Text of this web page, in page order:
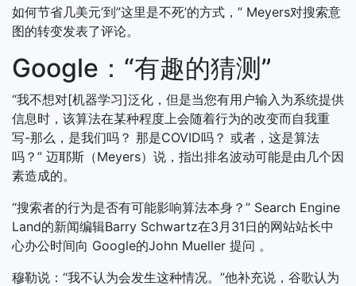
如何节省几美元’到”这里是不死’的方式，” Meyers对搜索意
图的转变发表了评论。
Google：“有趣的猜测”
“我不想对[机器学习]泛化，但是当您有用户输入为系统提供
信息时，该算法在某种程度上会随着行为的改变而自我重
写-那么，是我们吗？ 那是COVID吗？ 或者，这是算法
吗？” 迈耶斯（Meyers）说，指出排名波动可能是由几个因
素造成的。
“搜索者的行为是否有可能影响算法本身？” Search Engine
Land的新闻编辑Barry Schwartz在3月31日的网站站长中
心办公时间向 Google的John Mueller 提问 。
穆勒说：“我不认为会发生这种情况。”他补充说，谷歌认为